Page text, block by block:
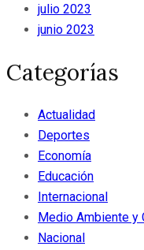
julio 2023
junio 2023
Categorías
Actualidad
Deportes
Economía
Educación
Internacional
Medio Ambiente y
Nacional